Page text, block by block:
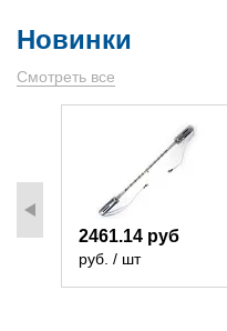
Новинки
Смотреть все
2461.14 руб
руб. / шт